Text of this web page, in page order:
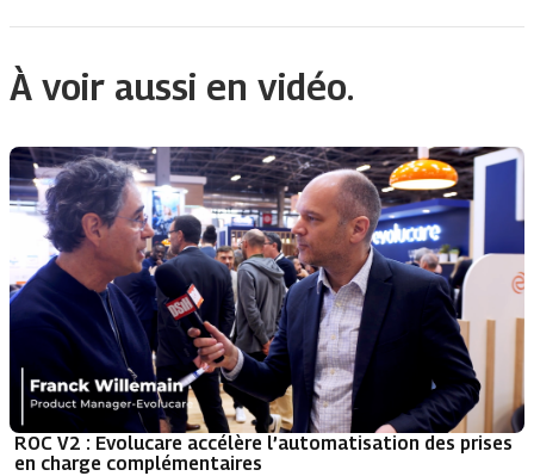
À voir aussi en vidéo.
ROC V2 : Evolucare accélère l’automatisation des prises
en charge complémentaires